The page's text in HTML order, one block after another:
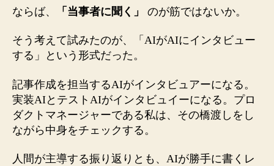
ならば、 「当事者に聞く」 のが筋ではないか。
そう考えて試みたのが、「AIがAIにインタビュー
する」という形式だった。
記事作成を担当するAIがインタビュアーになる。
実装AIとテストAIがインタビュイーになる。プロ
ダクトマネージャーである私は、その橋渡しをし
ながら中身をチェックする。
人間が主導する振り返りとも、AIが勝手に書くレ